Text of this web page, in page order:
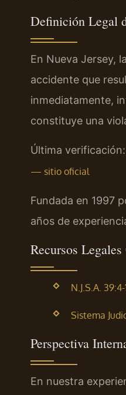
Definición Legal
En Nueva Jersey,
accidente que
inmediatamente,
constituye una
Última
— sitio oficial
Fundada en 1997
años de
Recursos
N.J.S.A.
Sistema
Perspectiva
En nuestra